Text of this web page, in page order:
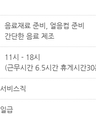
음료재료 준비, 얼음컵 준비
간단한 음료 제조
11시 - 18시
(근무시간 6.5시간 휴게시간30
서비스직
일급